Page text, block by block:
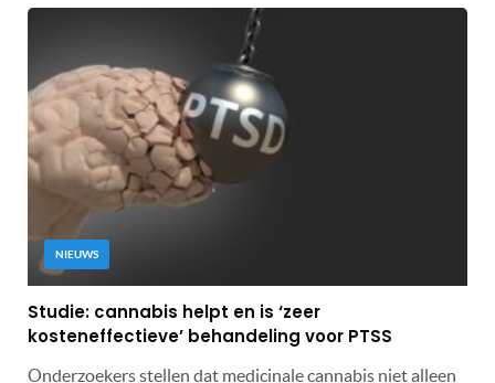
NIEUWS
Studie: cannabis helpt en is ‘zeer
kosteneffectieve’ behandeling voor PTSS
Onderzoekers stellen dat medicinale cannabis niet alleen